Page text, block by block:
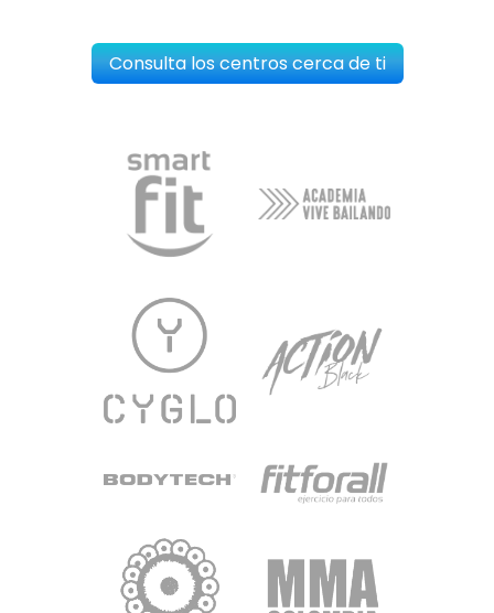
Consulta los centros cerca de ti